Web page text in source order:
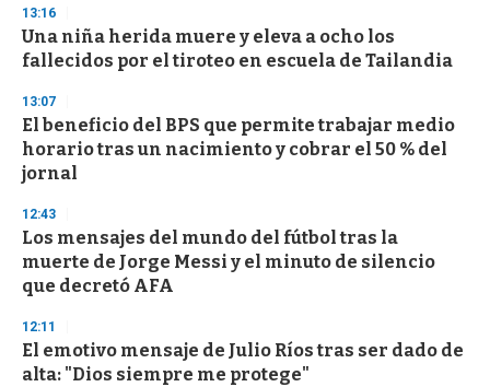
s
e
c
o
d
s
13:16
Una niña herida muere y eleva a ocho los
fallecidos por el tiroteo en escuela de Tailandia
13:07
El beneficio del BPS que permite trabajar medio
horario tras un nacimiento y cobrar el 50 % del
jornal
12:43
Los mensajes del mundo del fútbol tras la
muerte de Jorge Messi y el minuto de silencio
que decretó AFA
12:11
El emotivo mensaje de Julio Ríos tras ser dado de
alta: "Dios siempre me protege"